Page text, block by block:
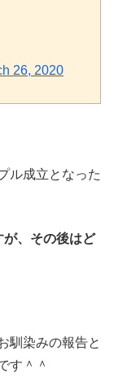
26, 2020
ル成立となった
が、その後はど
馴染みの報告と
す＾＾